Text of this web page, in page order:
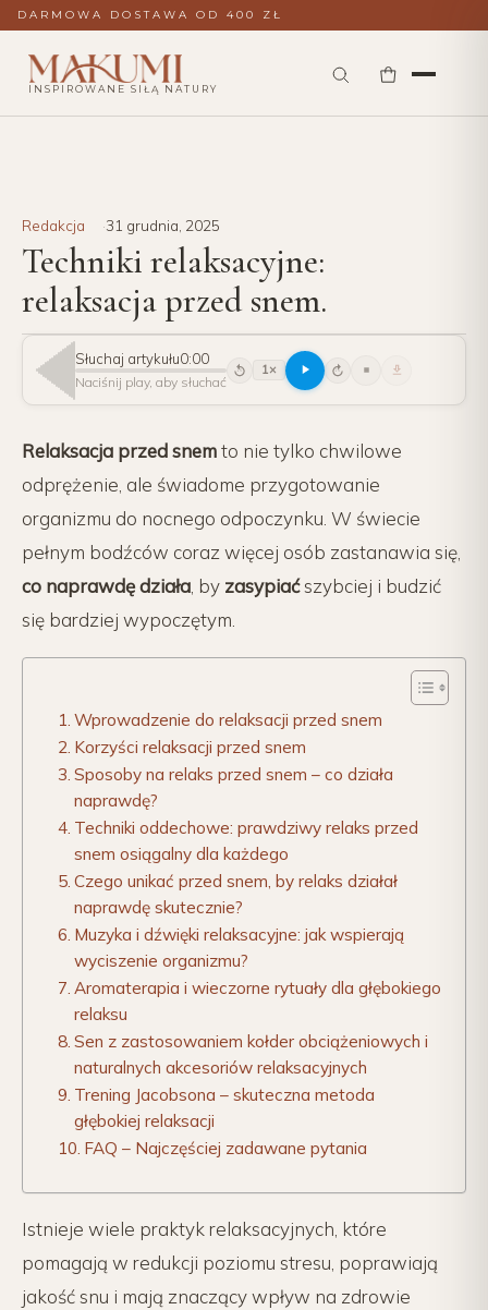
DARMOWA DOSTAWA OD 400 ZŁ
INSPIROWANE SIŁĄ NATURY
Redakcja 31 grudnia, 2025
Techniki relaksacyjne:
relaksacja przed snem.
Słuchaj artykułu0:00
Naciśnij play, aby słuchać
15 1× 15
Relaksacja przed snemto nie tylko chwilowe
odprężenie, ale świadome przygotowanie
organizmu do nocnego odpoczynku. W świecie
pełnym bodźców coraz więcej osób zastanawia się,
co naprawdę działa , by zasypiaćszybciej i budzić
się bardziej wypoczętym.
Wprowadzenie do relaksacji przed snem
Korzyści relaksacji przed snem
Sposoby na relaks przed snem – co działa
naprawdę?
Techniki oddechowe: prawdziwy relaks przed
snem osiągalny dla każdego
Czego unikać przed snem, by relaks działał
naprawdę skutecznie?
Muzyka i dźwięki relaksacyjne: jak wspierają
wyciszenie organizmu?
Aromaterapia i wieczorne rytuały dla głębokiego
relaksu
Sen z zastosowaniem kołder obciążeniowych i
naturalnych akcesoriów relaksacyjnych
Trening Jacobsona – skuteczna metoda
głębokiej relaksacji
FAQ – Najczęściej zadawane pytania
Istnieje wiele praktyk relaksacyjnych, które
pomagają w redukcji poziomu stresu, poprawiają
jakość snu i mają znaczący wpływ na zdrowie